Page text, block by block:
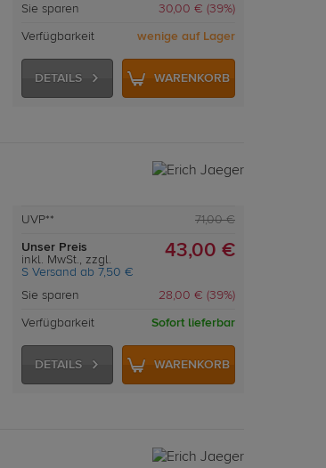
Sie sparen 30,00 € (39%)
Verfügbarkeit wenige auf Lager
DETAILS WARENKORB
UVP** 71,00 €
Unser Preis
inkl. MwSt., zzgl.
S Versand ab 7,50 €
43,00 €
Sie sparen 28,00 € (39%)
Verfügbarkeit Sofort lieferbar
DETAILS WARENKORB